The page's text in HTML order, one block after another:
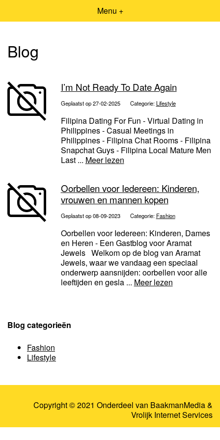
Menu +
Blog
I’m Not Ready To Date Again
Geplaatst op 27-02-2025 Categorie:Lifestyle
Filipina Dating For Fun - Virtual Dating in
Philippines - Casual Meetings in
Philippines - Filipina Chat Rooms - Filipina
Snapchat Guys - Filipina Local Mature Men
Last ... Meer lezen
Oorbellen voor Iedereen: Kinderen,
vrouwen en mannen kopen
Geplaatst op 08-09-2023 Categorie: Fashion
Oorbellen voor Iedereen: Kinderen, Dames
en Heren - Een Gastblog voor Aramat
Jewels Welkom op de blog van Aramat
Jewels, waar we vandaag een speciaal
onderwerp aansnijden: oorbellen voor alle
leeftijden en gesla ... Meer lezen
Blog categorieën
Fashion
Lifestyle
Copyright © 2021 Onderdeel van BaakmanMedia&
Vrolijk Internet Services